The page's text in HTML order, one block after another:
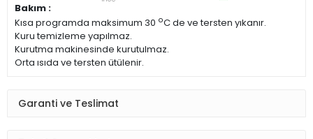
Bakım :
Kısa programda maksimum 30 oC de ve tersten yıkanır.
Kuru temizleme yapılmaz.
Kurutma makinesinde kurutulmaz.
Orta ısıda ve tersten ütülenir.
Garanti ve Teslimat